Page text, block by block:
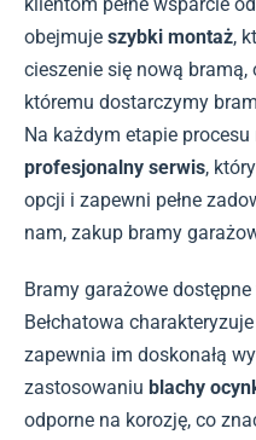
obejmuje szybki montaż,
cieszenie się nową bramą,
któremu dostarczymy
Na każdym etapie
profesjonalny serwis,
opcji i zapewni pełne
nam, zakup bramy
Bramy garażowe
Bełchatowa charakteryzuje
zapewnia im doskonałą
zastosowaniu blachy
odporne na korozję, co